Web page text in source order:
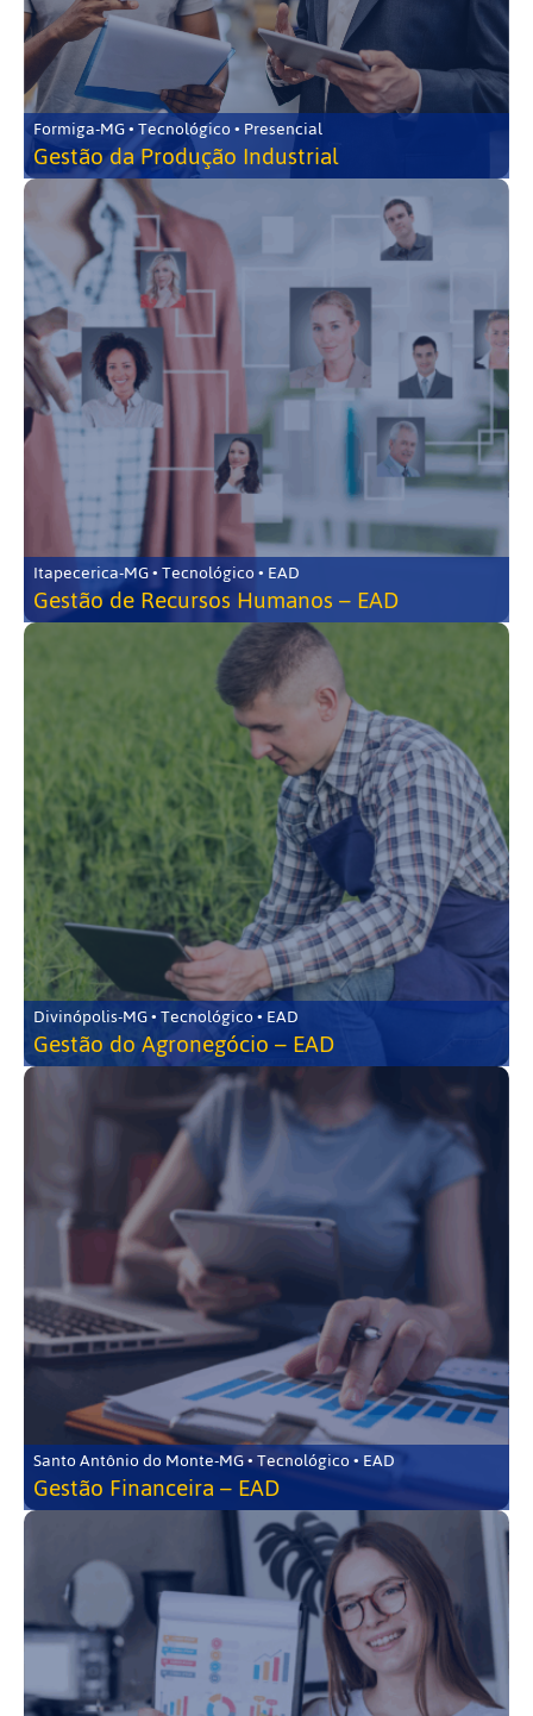
Formiga-MG • Tecnológico • Presencial
Gestão da Produção Industrial
Itapecerica-MG • Tecnológico • EAD
Gestão de Recursos Humanos – EAD
Divinópolis-MG • Tecnológico • EAD
Gestão do Agronegócio – EAD
Santo Antônio do Monte-MG • Tecnológico • EAD
Gestão Financeira – EAD